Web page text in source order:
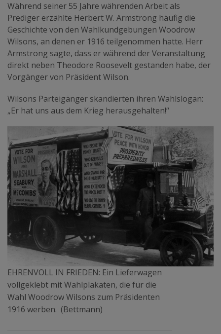
Während seiner 55 Jahre währenden Arbeit als
Prediger erzählte Herbert W. Armstrong häufig die
Geschichte von den Wahlkundgebungen Woodrow
Wilsons, an denen er 1916 teilgenommen hatte. Herr
Armstrong sagte, dass er während der Veranstaltung
direkt neben Theodore Roosevelt gestanden habe, der
Vorgänger von Präsident Wilson.
Wilsons Parteigänger skandierten ihren Wahlslogan:
„Er hat uns aus dem Krieg herausgehalten!“
EHRENVOLL IN FRIEDEN: Ein Lieferwagen
vollgeklebt mit Wahlplakaten, die für die
Wahl Woodrow Wilsons zum Präsidenten
1916 werben. (Bettmann)